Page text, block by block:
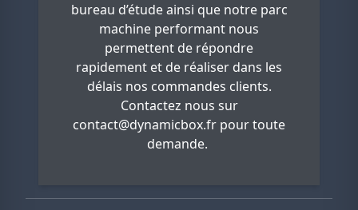
bureau d’étude ainsi que notre parc
machine performant nous
permettent de répondre
rapidement et de réaliser dans les
délais nos commandes clients.
Contactez nous sur
contact@dynamicbox.fr pour toute
demande.